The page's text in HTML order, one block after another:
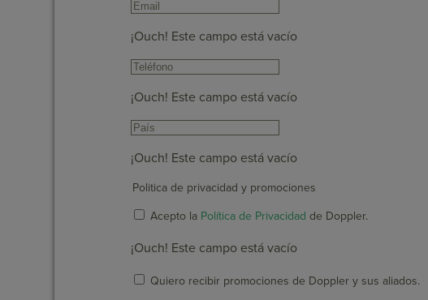
¡Ouch! Este campo está vacío
¡Ouch! Este campo está vacío
¡Ouch! Este campo está vacío
Politica de privacidad y promociones
Acepto la Política de Privacidad de Doppler.
¡Ouch! Este campo está vacío
Quiero recibir promociones de Doppler y sus aliados.